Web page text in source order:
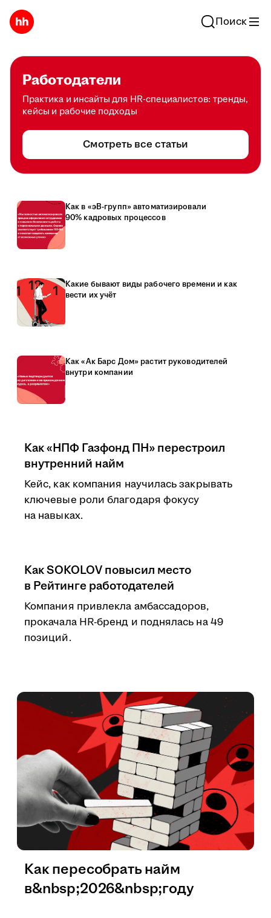
Поиск
Работодатели
Практика и инсайты для HR-специалистов: тренды,
кейсы и рабочие подходы
Смотреть все статьи
Как в «эВ-групп» автоматизировали
90% кадровых процессов
Какие бывают виды рабочего времени и как
вести их учёт
Как «Ак Барс Дом» растит руководителей
внутри компании
Как «НПФ Газфонд ПН» перестроил
внутренний найм
Кейс, как компания научилась закрывать
ключевые роли благодаря фокусу
на навыках.
Как SOKOLOV повысил место
в Рейтинге работодателей
Компания привлекла амбассадоров,
прокачала HR-бренд и поднялась на 49
позиций.
Как пересобрать найм
в&nbsp;2026&nbsp;году